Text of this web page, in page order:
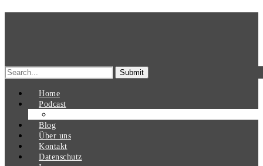
Search
for:
Home
Podcast
Blog
Über uns
Kontakt
Datenschutz